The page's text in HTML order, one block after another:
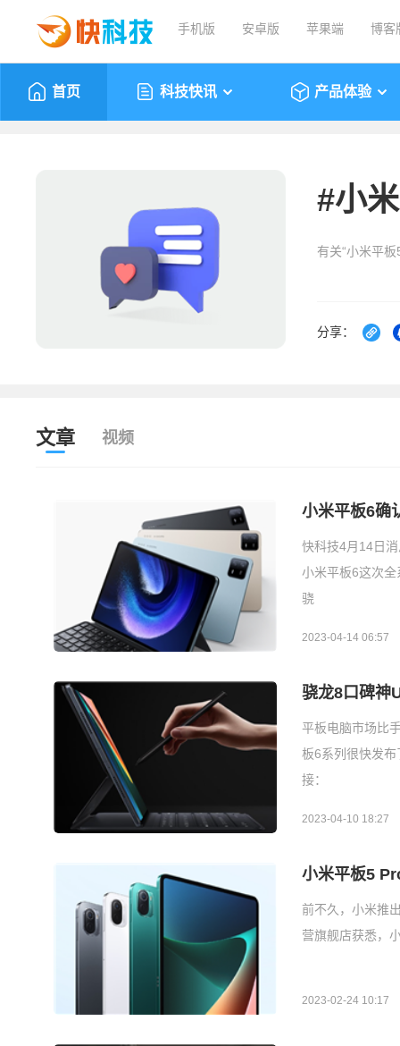
手机版 安卓版 苹果端 博客
首页 科技快讯 产品体验
#小
有关“小米平
分享：
文章 视频
小米平板6确
快科技4月14日
小米平板6这次
骁
2023-04-14 06:57
骁龙8口碑神
平板电脑市场比
板6系列很快发
接：
2023-04-10 18:27
小米平板5
前不久，小米推
营旗舰店获悉，
2023-02-24 10:17